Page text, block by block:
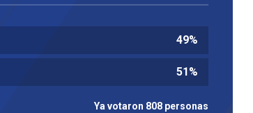
49%
51 %
Ya votaron 808 personas